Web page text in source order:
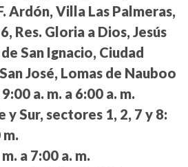
Ardón, Villa Las Palmeras,
Res. Gloria a Dios, Jesús
San Ignacio, Ciudad
José, Lomas de Nauboo
9:00 a. m. a 6:00 a. m.
Sur, sectores 1, 2, 7 y 8:
m.
a 7:00 a. m.